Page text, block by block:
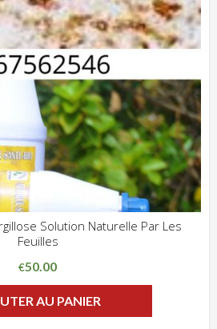
Solution Naturelle Par Les
Feuilles
€50.00
AU PANIER